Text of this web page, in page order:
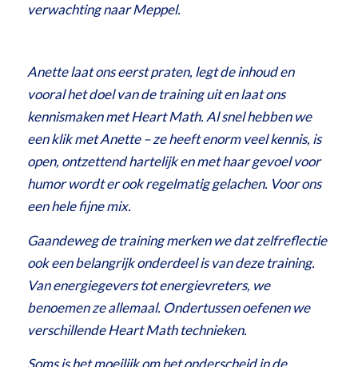
verwachting naar Meppel.
Anette laat ons eerst praten, legt de inhoud en
vooral het doel van de training uit en laat ons
kennismaken met Heart Math. Al snel hebben we
een klik met Anette – ze heeft enorm veel kennis, is
open, ontzettend hartelijk en met haar gevoel voor
humor wordt er ook regelmatig gelachen. Voor ons
een hele fijne mix.
Gaandeweg de training merken we dat zelfreflectie
ook een belangrijk onderdeel is van deze training.
Van energiegevers tot energievreters, we
benoemen ze allemaal. Ondertussen oefenen we
verschillende Heart Math technieken.
Soms is het moeilijk om het onderscheid in de